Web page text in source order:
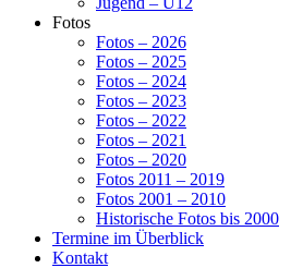
Fotos
Fotos – 2026
Fotos – 2025
Fotos – 2024
Fotos – 2023
Fotos – 2022
Fotos – 2021
Fotos – 2020
Fotos 2011 – 2019
Fotos 2001 – 2010
Historische Fotos bis 2000
Termine im Überblick
Kontakt